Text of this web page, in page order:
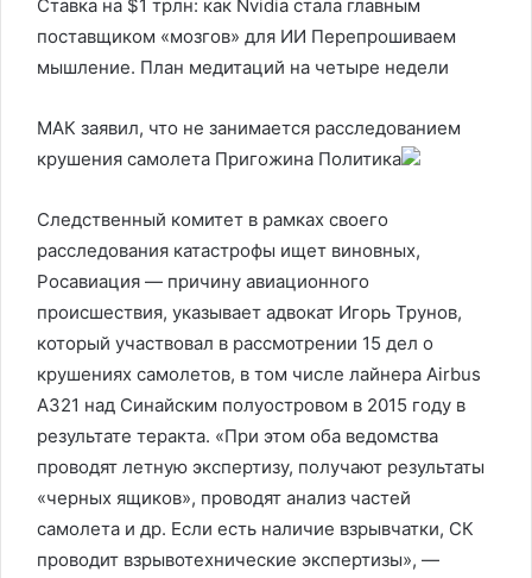
Ставка на $1 трлн: как Nvidia стала главным
поставщиком «мозгов» для ИИ Перепрошиваем
мышление. План медитаций на четыре недели
МАК заявил, что не занимается расследованием
крушения самолета Пригожина Политика
Следственный комитет в рамках своего
расследования катастрофы ищет виновных,
Росавиация — причину авиационного
происшествия, указывает адвокат Игорь Трунов,
который участвовал в рассмотрении 15 дел о
крушениях самолетов, в том числе лайнера Airbus
A321 над Синайским полуостровом в 2015 году в
результате теракта. «При этом оба ведомства
проводят летную экспертизу, получают результаты
«черных ящиков», проводят анализ частей
самолета и др. Если есть наличие взрывчатки, СК
проводит взрывотехнические экспертизы», —